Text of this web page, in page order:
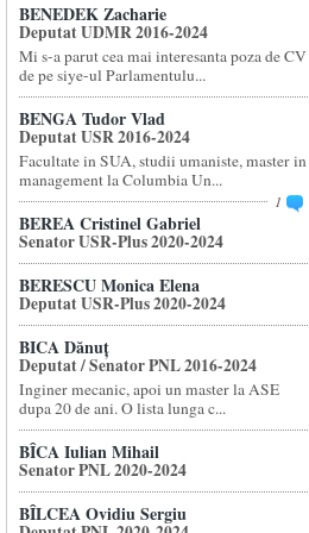
BENEDEK Zacharie
Deputat UDMR 2016-2024
Mi s-a parut cea mai interesanta poza de CV
de pe siye-ul Parlamentulu...
BENGA Tudor Vlad
Deputat USR 2016-2024
Facultate in SUA, studii umaniste, master in
management la Columbia Un...
1
BEREA Cristinel Gabriel
Senator USR-Plus 2020-2024
BERESCU Monica Elena
Deputat USR-Plus 2020-2024
BICA Dănuț
Deputat / Senator PNL 2016-2024
Inginer mecanic, apoi un master la ASE
dupa 20 de ani. O lista lunga c...
BÎCA Iulian Mihail
Senator PNL 2020-2024
BÎLCEA Ovidiu Sergiu